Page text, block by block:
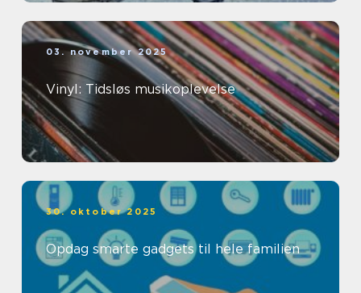
03. november 2025
Vinyl: Tidsløs musikoplevelse
30. oktober 2025
Opdag smarte gadgets til hele familien